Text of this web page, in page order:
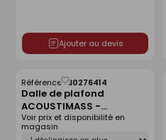
Ajouter au devis
Dalle de plafond
ACOUSTIMASS -
1200x600x80mm
Référence :30276414
Déclinaison
Voir prix et disponibilité en
magasin
Enregistrer
comme
liste